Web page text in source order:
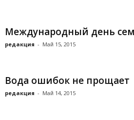
Международный день
редакция - Май 15, 2015
Вода ошибок не прощает
редакция - Май 14, 2015